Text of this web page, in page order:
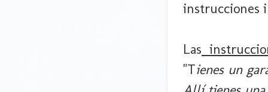
instrucciones
Las
"Tienes un